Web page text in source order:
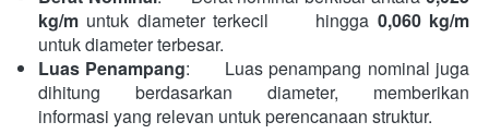
kg/m untuk diameter terkecil      hingga 0,060 kg/m
untuk diameter terbesar.
Luas Penampang:      Luas penampang nominal juga
dihitung berdasarkan diameter, memberikan
informasi yang relevan untuk perencanaan struktur.